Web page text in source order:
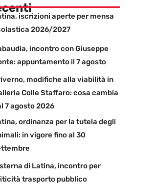
iscrizioni aperte per mensa
2026/2027
incontro con Giuseppe
appuntamento il 7 agosto
modifiche alla viabilità in
Colle Staffaro: cosa cambia
7 agosto 2026
ordinanza per la tutela degli
in vigore fino al 30
di Latina, incontro per
trasporto pubblico